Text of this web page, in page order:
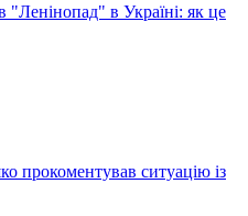
"Ленінопад" в Україні: як це
прокоментував ситуацію із